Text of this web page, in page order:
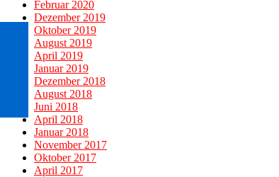
Februar 2020
Dezember 2019
Oktober 2019
August 2019
April 2019
Januar 2019
Dezember 2018
August 2018
Juni 2018
April 2018
Januar 2018
November 2017
Oktober 2017
April 2017